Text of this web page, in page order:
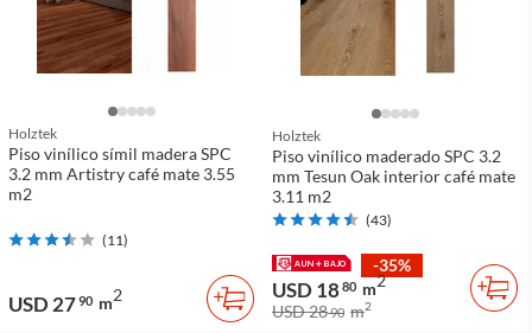
Holztek
Piso vinílico símil madera SPC
3.2 mm Artistry café mate 3.55
m2
(11)
USD 2790 m2
Holztek
Piso vinílico maderado SPC 3.2
mm Tesun Oak interior café mate
3.11 m2
(43)
-35%
USD 1880 m2
USD 2890 m2